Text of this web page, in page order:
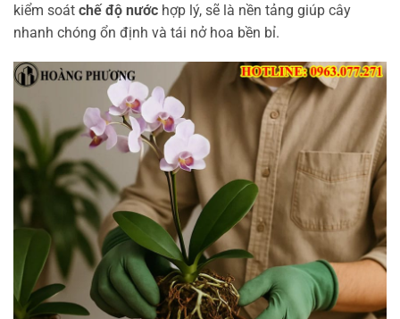
kiểm soát chế độ nước hợp lý, sẽ là nền tảng giúp cây
nhanh chóng ổn định và tái nở hoa bền bỉ.